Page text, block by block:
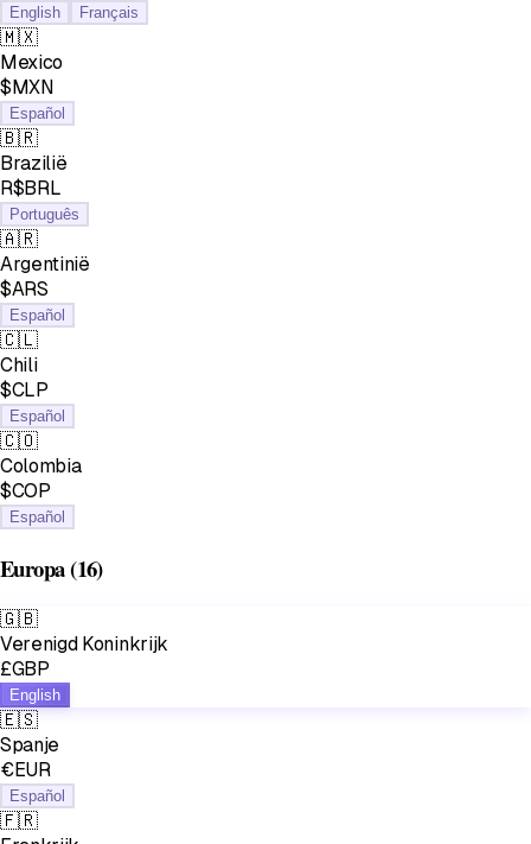
English Français
🇲🇽
Mexico
$MXN
Español
🇧🇷
Brazilië
R$BRL
Português
🇦🇷
Argentinië
$ARS
Español
🇨🇱
Chili
$CLP
Español
🇨🇴
Colombia
$COP
Español
Europa(16)
🇬🇧
Verenigd Koninkrijk
£GBP
English
🇪🇸
Spanje
€EUR
Español
🇫🇷